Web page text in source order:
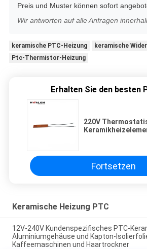
Preis und Muster können sofort
Wir antworten auf alle Anfragen
keramische PTC-Heizung
keramische
Ptc-Thermistor-Heizung
Erhalten Sie den besten
220V
Abmessungen von
Fortsetzen
Keramische Heizung PTC
12V-240V Kundenspezifisches PTC-
Aluminiumgehäuse und Kapton-
Kaffeemaschinen und Haartrockner